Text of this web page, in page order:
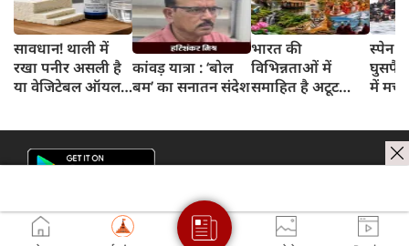
सावधान! थाली में
रखा पनीर असली है
या वेजिटेबल ऑयल
जानें सच्चाई
कांवड़ यात्रा : ‘बोल
बम’ का सनातन संदेश
भारत की
विभिन्नताओं में
समाहित है अटूट
स्पेन
में